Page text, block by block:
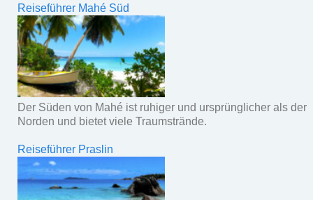
Reiseführer Mahé Süd
Der Süden von Mahé ist ruhiger und ursprünglicher als der
Norden und bietet viele Traumstrände.
Reiseführer Praslin